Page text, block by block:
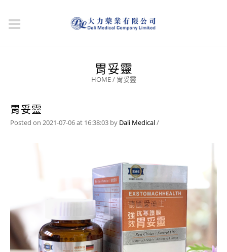
胃妥靈
HOME/ 胃妥靈
胃妥靈
Posted on 2021-07-06 at 16:38:03 by Dali Medical/